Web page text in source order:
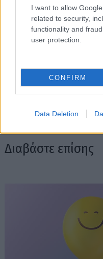
I want to allow
related to security,
functionality and
user protection.
CONFIRM
Data Deletion
Διαβάστε επίσης